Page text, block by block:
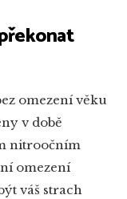
omezení věku
v době
nitroočním
omezení
váš strach